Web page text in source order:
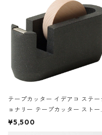
テープカッター イデアコ ステー
ョナリー テープカッター ストー
サンドカラー 石調 ideaco
¥5,500